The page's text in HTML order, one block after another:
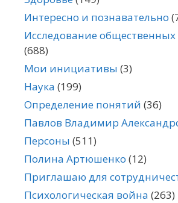
Интересно и познавательно
Исследование общественных
(688)
Мои инициативы (3)
Наука (199)
Определение понятий (36)
Павлов Владимир
Персоны (511)
Полина Артюшенко (12)
Приглашаю для
Психологическая война (263)